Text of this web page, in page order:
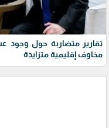
تقارير متضاربة حول وجود
مخاوف إقليمية متزايدة